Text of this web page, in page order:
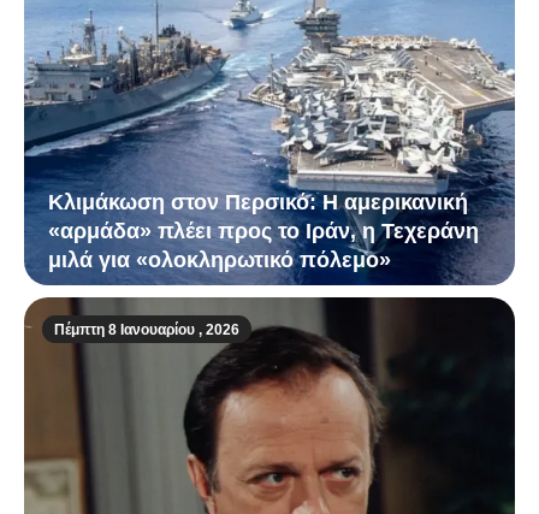
Κλιμάκωση στον Περσικό: Η αμερικανική
«αρμάδα» πλέει προς το Ιράν, η Τεχεράνη
μιλά για «ολοκληρωτικό πόλεμο»
Πέμπτη 8 Ιανουαρίου , 2026